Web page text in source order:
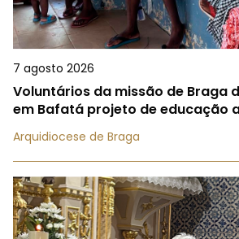
7 agosto 2026
Voluntários da missão de Braga
em Bafatá projeto de educação
Arquidiocese de Braga